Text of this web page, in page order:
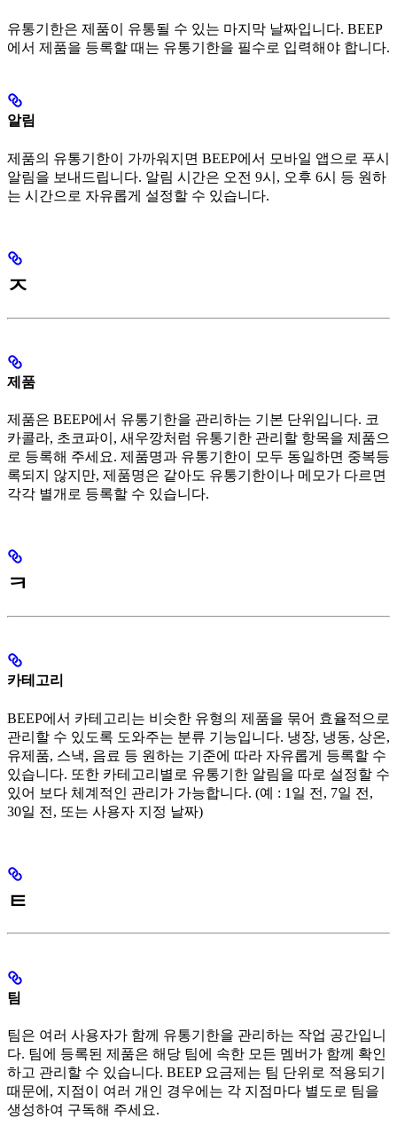
유통기한은 제품이 유통될 수 있는 마지막 날짜입니다. BEEP
에서 제품을 등록할 때는 유통기한을 필수로 입력해야 합니다.
알림
제품의 유통기한이 가까워지면 BEEP에서 모바일 앱으로 푸시
알림을 보내드립니다. 알림 시간은 오전 9시, 오후 6시 등 원하
는 시간으로 자유롭게 설정할 수 있습니다.
ㅈ
제품
제품은 BEEP에서 유통기한을 관리하는 기본 단위입니다. 코
카콜라, 초코파이, 새우깡처럼 유통기한 관리할 항목을 제품으
로 등록해 주세요. 제품명과 유통기한이 모두 동일하면 중복등
록되지 않지만, 제품명은 같아도 유통기한이나 메모가 다르면
각각 별개로 등록할 수 있습니다.
ㅋ
카테고리
BEEP에서 카테고리는 비슷한 유형의 제품을 묶어 효율적으로
관리할 수 있도록 도와주는 분류 기능입니다. 냉장, 냉동, 상온,
유제품, 스낵, 음료 등 원하는 기준에 따라 자유롭게 등록할 수
있습니다. 또한 카테고리별로 유통기한 알림을 따로 설정할 수
있어 보다 체계적인 관리가 가능합니다. (예 : 1일 전, 7일 전,
30일 전, 또는 사용자 지정 날짜)
ㅌ
팀
팀은 여러 사용자가 함께 유통기한을 관리하는 작업 공간입니
다. 팀에 등록된 제품은 해당 팀에 속한 모든 멤버가 함께 확인
하고 관리할 수 있습니다. BEEP 요금제는 팀 단위로 적용되기
때문에, 지점이 여러 개인 경우에는 각 지점마다 별도로 팀을
생성하여 구독해 주세요.